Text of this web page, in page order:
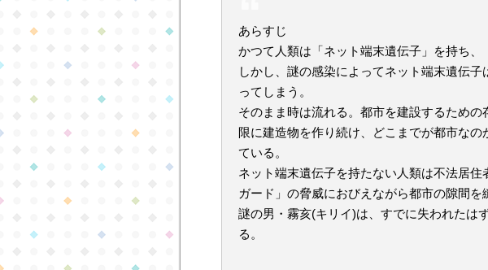
あらすじ
かつて人類は「ネット端末遺伝子」を持ち
しかし、謎の感染によってネット端末遺伝
ってしまう。
そのまま時は流れる。都市を建設するため
限に建造物を作り続け、どこまでが都市な
ている。
ネット端末遺伝子を持たない人類は不法居
ガード」の脅威におびえながら都市の隙間を
謎の男・霧亥(キリイ)は、すでに失われたは
る。